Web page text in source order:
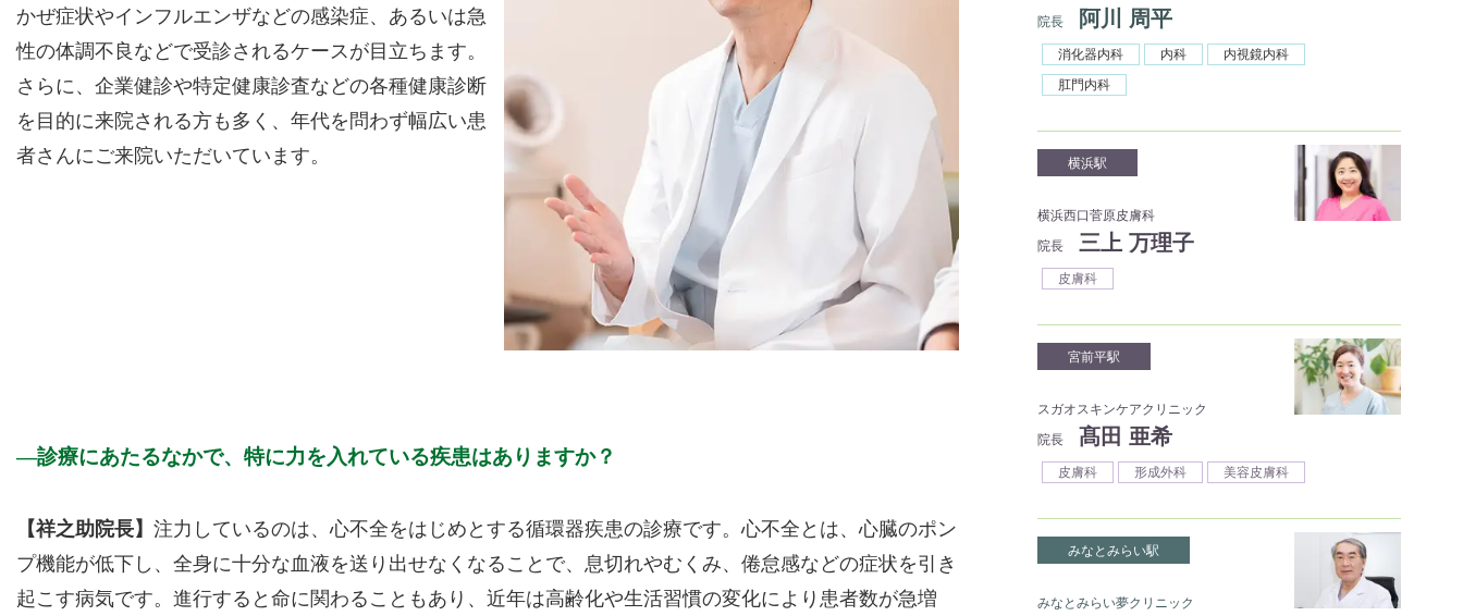
かぜ症状やインフルエンザなどの感染症、あるいは急
性の体調不良などで受診されるケースが目立ちます。
さらに、企業健診や特定健康診査などの各種健康診断
を目的に来院される方も多く、年代を問わず幅広い患
者さんにご来院いただいています。
診療にあたるなかで、特に力を入れている疾患はありますか？
【祥之助院長】 注力しているのは、心不全をはじめとする循環器疾患の診療です。心不全とは、心臓のポン
プ機能が低下し、全身に十分な血液を送り出せなくなることで、息切れやむくみ、倦怠感などの症状を引き
起こす病気です。進行すると命に関わることもあり、近年は高齢化や生活習慣の変化により患者数が急増
院長
阿川 周平
消化器内科 内科
内視鏡内科
肛門内科
横浜駅
横浜西口菅原皮膚科
院長
三上 万理子
皮膚科
宮前平駅
スガオスキンケアクリニック
院長
髙田 亜希
皮膚科 形成外科 美容皮膚科
みなとみらい駅
みなとみらい夢クリニック